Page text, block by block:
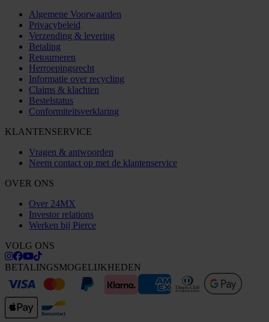
Algemene Voorwaarden
Privacybeleid
Verzending & levering
Betaling
Retourneren
Herroepingsrecht
Informatie over recycling
Claims & klachten
Bestelstatus
Conformiteitsverklaring
KLANTENSERVICE
Vragen & antwoorden
Neem contact op met de klantenservice
OVER ONS
Over 24MX
Investor relations
Werken bij Pierce
VOLG ONS
BETALINGSMOGELIJKHEDEN